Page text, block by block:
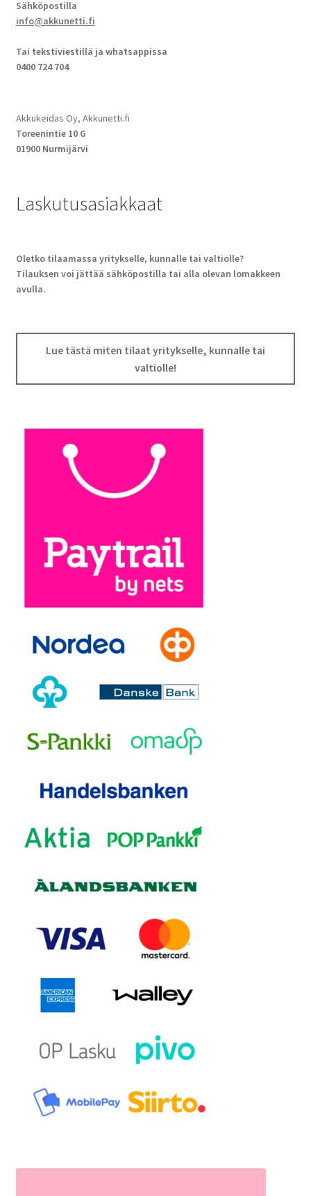
Sähköpostilla
info@akkunetti.fi
Tai tekstiviestillä ja whatsappissa
0400 724 704
Akkukeidas Oy, Akkunetti.fi
Toreenintie 10 G
01900 Nurmijärvi
Laskutusasiakkaat
Oletko tilaamassa yritykselle, kunnalle tai valtiolle?
Tilauksen voi jättää sähköpostilla tai alla olevan lomakkeen
avulla.
Lue tästä miten tilaat yritykselle, kunnalle tai
valtiolle!